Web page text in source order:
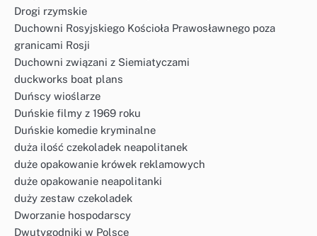
Drogi rzymskie
Duchowni Rosyjskiego Kościoła Prawosławnego poza
granicami Rosji
Duchowni związani z Siemiatyczami
duckworks boat plans
Duńscy wioślarze
Duńskie filmy z 1969 roku
Duńskie komedie kryminalne
duża ilość czekoladek neapolitanek
duże opakowanie krówek reklamowych
duże opakowanie neapolitanki
duży zestaw czekoladek
Dworzanie hospodarscy
Dwutygodniki w Polsce